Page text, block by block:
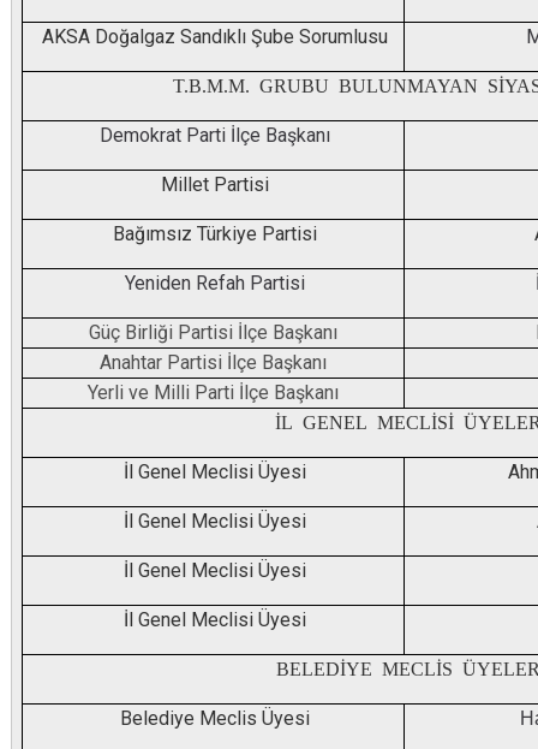
AKSA Doğalgaz Sandıklı Şube Sorumlusu
T.B.M.M. GRUBU BULUNMAYAN
Demokrat Parti İlçe Başkanı
Millet Partisi
Bağımsız Türkiye Partisi
Yeniden Refah Partisi
Güç Birliği Partisi İlçe Başkanı
Anahtar Partisi İlçe Başkanı
Yerli ve Milli Parti İlçe Başkanı
İL GENEL MECLİSİ
İl Genel Meclisi Üyesi
İl Genel Meclisi Üyesi
İl Genel Meclisi Üyesi
İl Genel Meclisi Üyesi
BELEDİYE MECLİS
Belediye Meclis Üyesi